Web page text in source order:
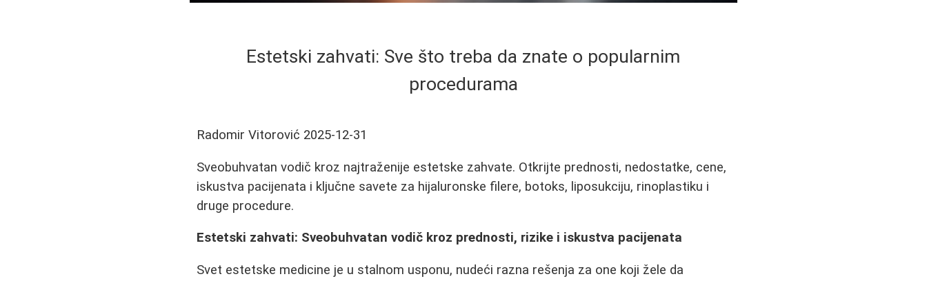
Estetski zahvati: Sve što treba da znate o popularnim
procedurama
Radomir Vitorović 2025-12-31
Sveobuhvatan vodič kroz najtraženije estetske zahvate. Otkrijte prednosti, nedostatke, cene,
iskustva pacijenata i ključne savete za hijaluronske filere, botoks, liposukciju, rinoplastiku i
druge procedure.
Estetski zahvati: Sveobuhvatan vodič kroz prednosti, rizike i iskustva pacijenata
Svet estetske medicine je u stalnom usponu, nudeći razna rešenja za one koji žele da